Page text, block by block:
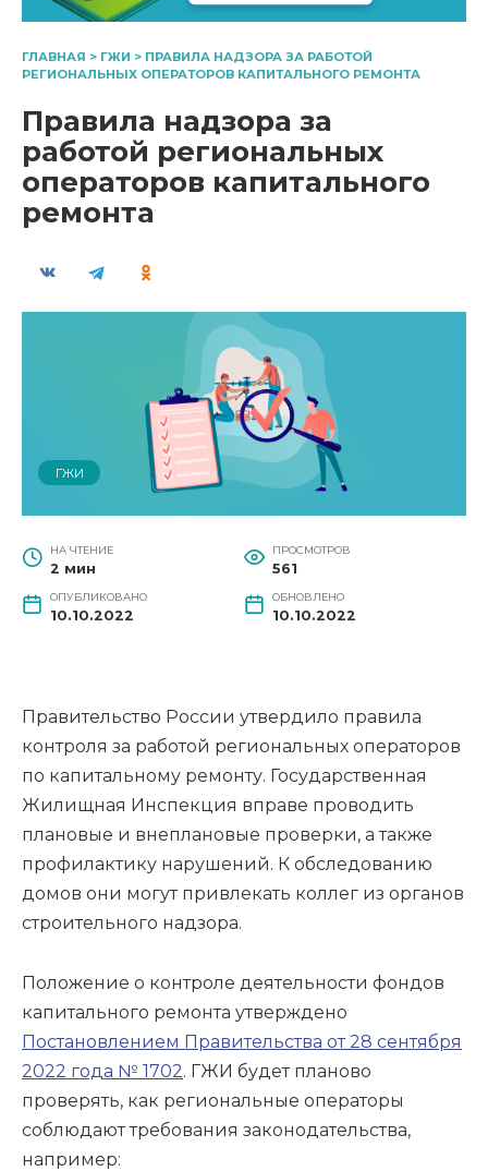
ГЛАВНАЯ > ГЖИ > ПРАВИЛА НАДЗОРА ЗА РАБОТОЙ
РЕГИОНАЛЬНЫХ ОПЕРАТОРОВ КАПИТАЛЬНОГО РЕМОНТА
Правила надзора за
работой региональных
операторов капитального
ремонта
ГЖИ
НА ЧТЕНИЕ
2 мин
ПРОСМОТРОВ
561
ОПУБЛИКОВАНО
10.10.2022
ОБНОВЛЕНО
10.10.2022
Правительство России утвердило правила
контроля за работой региональных операторов
по капитальному ремонту. Государственная
Жилищная Инспекция вправе проводить
плановые и внеплановые проверки, а также
профилактику нарушений. К обследованию
домов они могут привлекать коллег из органов
строительного надзора.
Положение о контроле деятельности фондов
капитального ремонта утверждено
Постановлением Правительства от 28 сентября
2022 года № 1702. ГЖИ будет планово
проверять, как региональные операторы
соблюдают требования законодательства,
например: